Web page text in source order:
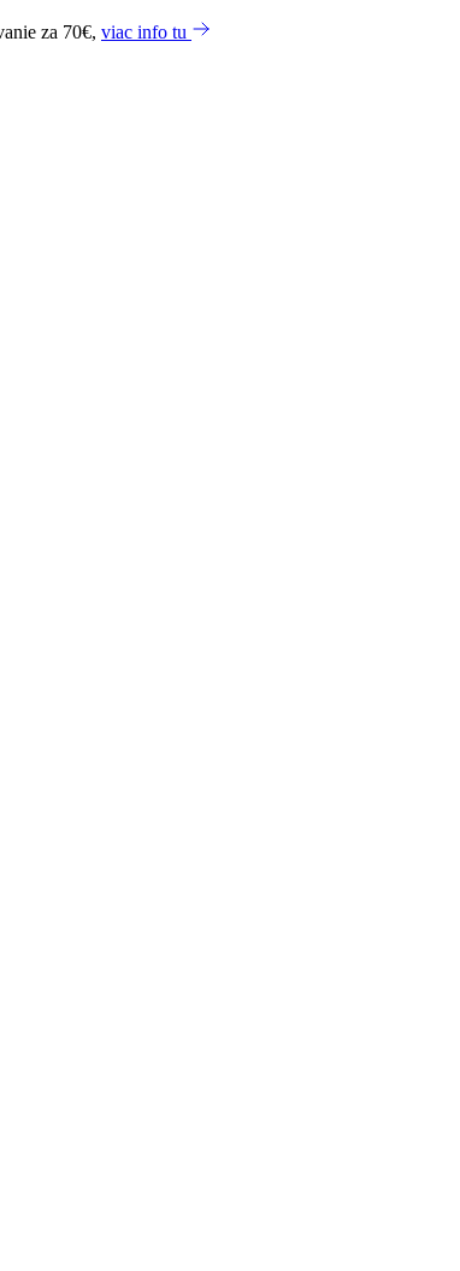
za 70€, viac info tu